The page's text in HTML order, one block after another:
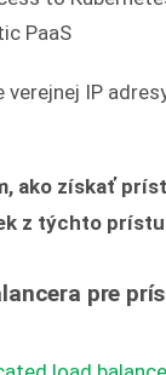
IP
ako získať
z týchto
pre